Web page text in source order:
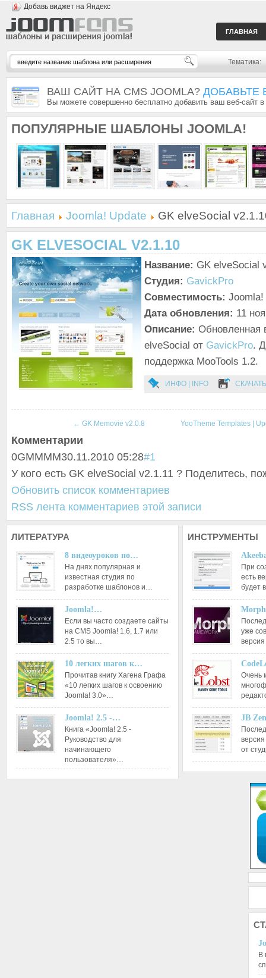
Добавь виджет на Яндекс
ГЛАВНАЯ
Тематика:
ВАШ САЙТ НА CMS JOOMLA? ДОБАВЬТЕ
Вы можете совершенно бесплатно добавить ваш веб-сайт
ПОПУЛЯРНЫЕ ШАБЛОНЫ JOOMLA!
Главная Joomla! Update GK elveSocial
GK ELVESOCIAL V2.1.10
Название: GK elveSocial
Студия: GavickPro
Совместимость:
Дата обновления: 11
Описание: Обновленная
elveSocial от GavickPro.
поддержка MooTools 1.2.
ИНФО | INFO СКАЧАТЬ
← GK Memovie v2.0.8 YooTheme Templates |
Комментарии
0GMMMM30.11.2010 05:28#1
У кого есть GK elveSocial v2.1.11 ? Поделитесь,
Обновить список комментариев
RSS лента комментариев этой записи
ЛИТЕРАТУРА
8 видеоуроков по…
На днях популярная и
известная студия по
разработке шаблонов и…
Joomla!…
Если вы часто создаете сайты
на CMS Joomla! 1.6, 1.7 или
2.5 то вы…
10 легких шагов к…
Прочитав книгу Хагена Графа
«10 легких шагов к освоению
Joomla! 3.0»…
Joomla! 2.5 -…
Книга «Joomla! 2.5 -
Руководство для
начинающего
пользователя»…
ИНСТРУМЕНТЫ
При
есть
будет
уже
Очень
JB
от
В